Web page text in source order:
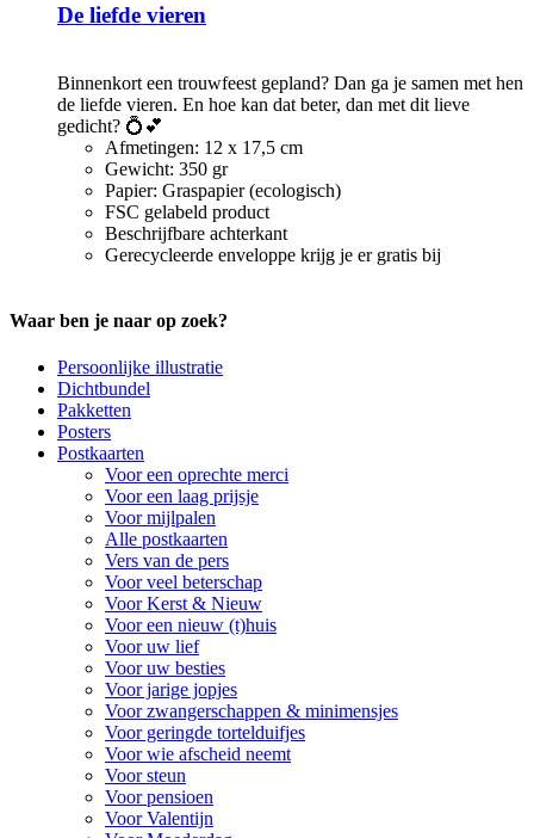
De liefde vieren
Binnenkort een trouwfeest gepland? Dan ga je samen met hen
de liefde vieren. En hoe kan dat beter, dan met dit lieve
gedicht? 💍💕
Afmetingen: 12 x 17,5 cm
Gewicht: 350 gr
Papier: Graspapier (ecologisch)
FSC gelabeld product
Beschrijfbare achterkant
Gerecycleerde enveloppe krijg je er gratis bij
Waar ben je naar op zoek?
Persoonlijke illustratie
Dichtbundel
Pakketten
Posters
Postkaarten
Voor een oprechte merci
Voor een laag prijsje
Voor mijlpalen
Alle postkaarten
Vers van de pers
Voor veel beterschap
Voor Kerst & Nieuw
Voor een nieuw (t)huis
Voor uw lief
Voor uw besties
Voor jarige jopjes
Voor zwangerschappen & minimensjes
Voor geringde tortelduifjes
Voor wie afscheid neemt
Voor steun
Voor pensioen
Voor Valentijn